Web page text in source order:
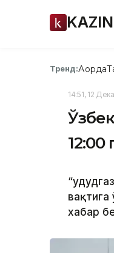
Тренд:Ақорда
14:51, 12
хабар